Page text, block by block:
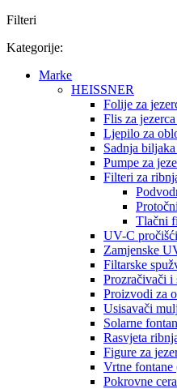
Filteri
Kategorije:
Marke
HEISSNER
Folije za
Flis za
Ljepilo za
Sadnja
Pumpe za
Filteri za
Tlačni
UV-C
Zamjenske
Filtarske
Prozračivači i
Proizvodi za
Usisavači
Solarne
Rasvjeta
Figure za
Vrtne fontane
Pokrovne